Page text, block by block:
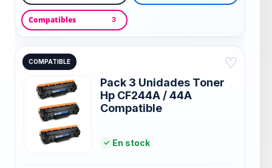
Compatibles 3
COMPATIBLE ♡
Pack 3 Unidades Toner
Hp CF244A / 44A
Compatible
En stock